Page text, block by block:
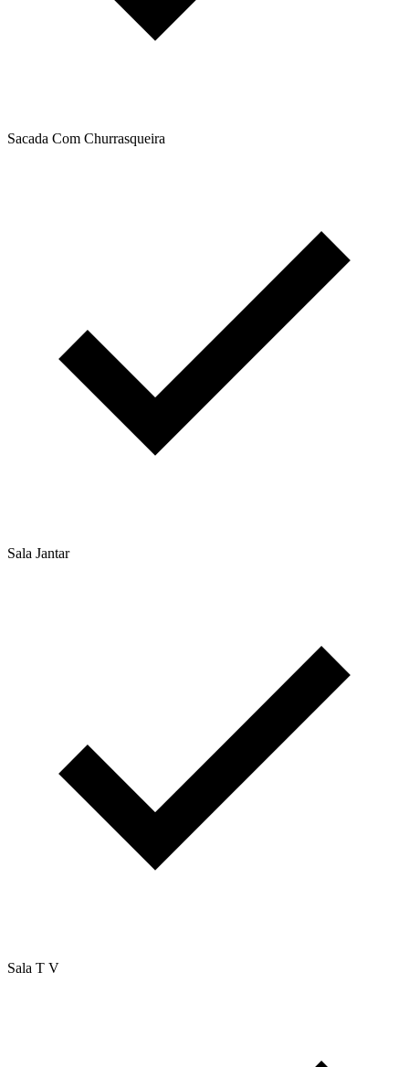
Sacada Com Churrasqueira
Sala Jantar
Sala T V